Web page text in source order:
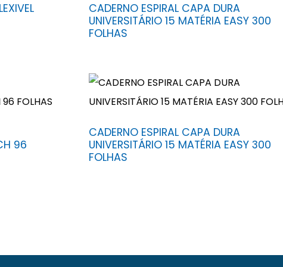
CADERNO ESPIRAL CAPA DURA
UNIVERSITÁRIO 15 MATÉRIA EASY 300
FOLHAS
96
CADERNO ESPIRAL CAPA DURA
UNIVERSITÁRIO 15 MATÉRIA EASY 300
FOLHAS